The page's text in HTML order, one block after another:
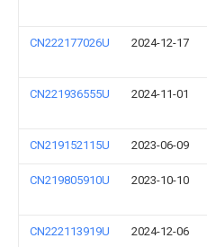
CN222177026U 2024-12-17
CN221936555U 2024-11-01
CN219152115U 2023-06-09
CN219805910U 2023-10-10
CN222113919U 2024-12-06